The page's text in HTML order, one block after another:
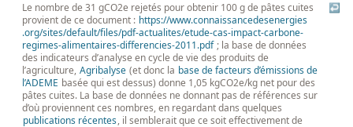
Le nombre de 31 gCO2e rejetés pour obtenir 100 g de pâtes cuites
provient de ce document : https://www.connaissancedesenergies
.org/sites/default/files/pdf-actualites/etude-cas-impact-carbone-
regimes-alimentaires-differencies-2011.pdf ; la base de données
des indicateurs d’analyse en cycle de vie des produits de
l’agriculture, Agribalyse (et donc la base de facteurs d’émissions de
l’ADEME basée qui est dessus) donne 1,05 kgCO2e/kg net pour des
pâtes cuites. La base de données ne donnant pas de références sur
d’où proviennent ces nombres, en regardant dans quelques
publications récentes, il semblerait que ce soit effectivement de
↩